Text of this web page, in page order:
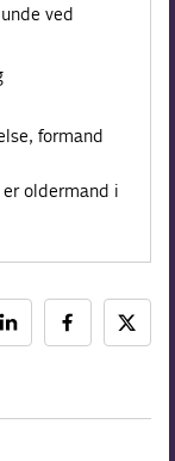
ved
formand
oldermand i